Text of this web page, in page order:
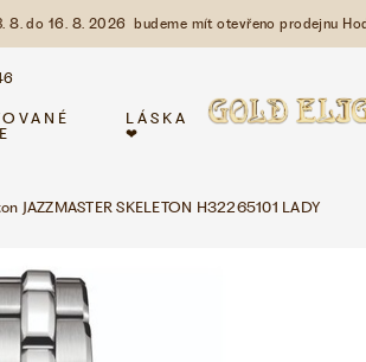
8. do 16. 8. 2026 budeme mít otevřeno prodejnu
LÁSKA
❤
JAZZMASTER SKELETON H32265101 LADY